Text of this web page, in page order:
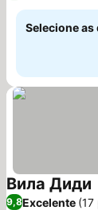
Selecione as
Вила Диди
9,8Excelente (17